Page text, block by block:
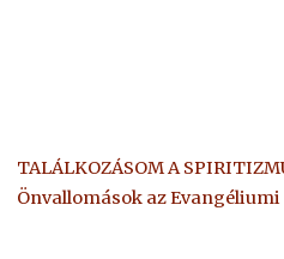
TALÁLKOZÁSOM A
Önvallomások az